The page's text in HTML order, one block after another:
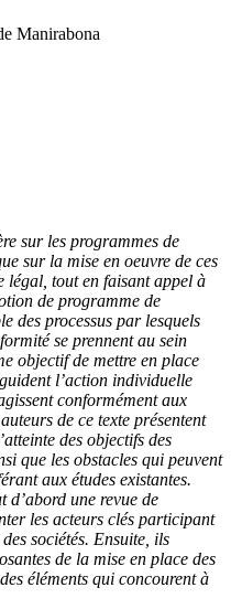
Manirabona
sur les programmes de
sur la mise en oeuvre de ces
légal, tout en faisant appel à
de programme de
des processus par lesquels
se prennent au sein
objectif de mettre en place
l’action individuelle
conformément aux
de ce texte présentent
des objectifs des
que les obstacles qui peuvent
aux études existantes.
d’abord une revue de
les acteurs clés participant
sociétés. Ensuite, ils
de la mise en place des
éléments qui concourent à